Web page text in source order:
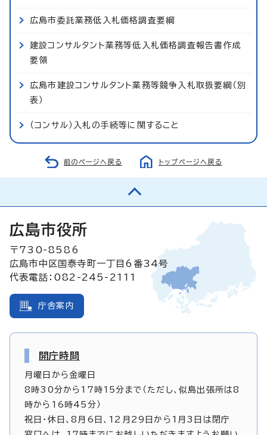
広島市委託業務低入札価格調査要綱
建設コンサルタント業務等低入札価格調査報告書作成
要領
広島市建設コンサルタント業務等競争入札取扱要綱（別
表）
（コンサル）入札の手続等に関すること
前のページへ戻る トップページへ戻る
広島市役所
〒730-8586
広島市中区国泰寺町一丁目6番34号
代表電話：082-245-2111
庁舎案内
開庁時間
月曜日から金曜日
8時30分から17時15分まで（ただし、似島出張所は8
時から16時45分）
祝日・休日、8月6日、12月29日から1月3日は閉庁